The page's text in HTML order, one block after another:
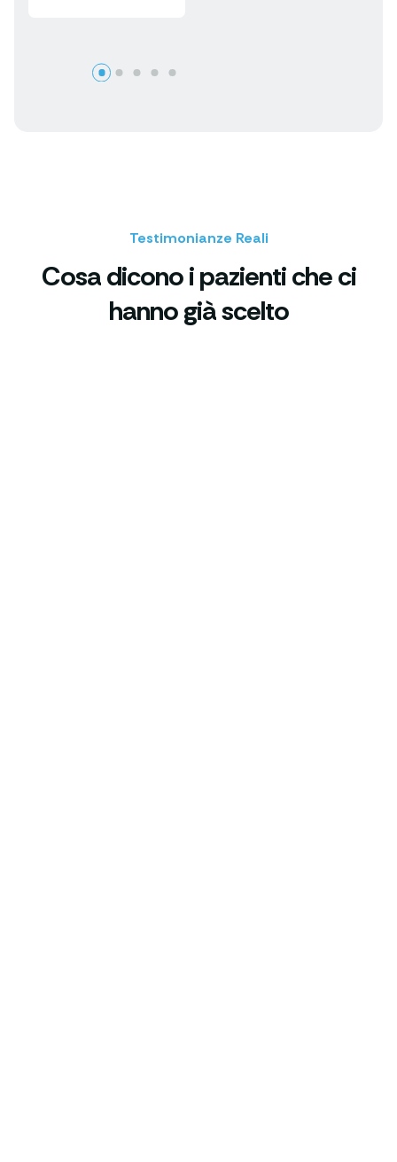
Testimonianze Reali
Cosa dicono i pazienti che ci
hanno già scelto